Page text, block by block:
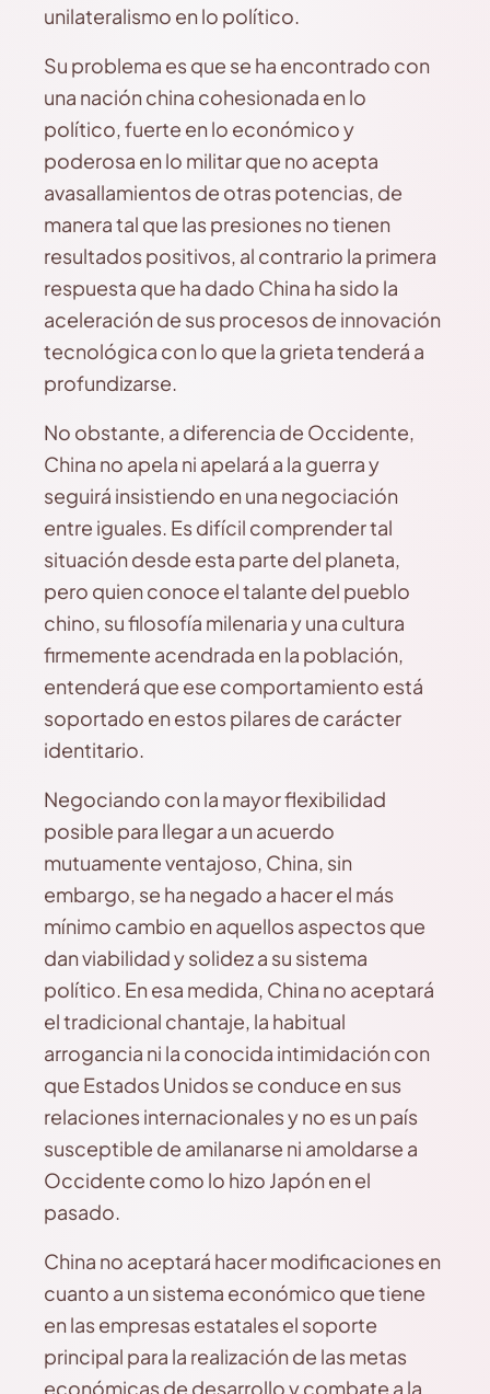
unilateralismo en lo político.
Su problema es que se ha encontrado con
una nación china cohesionada en lo
político, fuerte en lo económico y
poderosa en lo militar que no acepta
avasallamientos de otras potencias, de
manera tal que las presiones no tienen
resultados positivos, al contrario la primera
respuesta que ha dado China ha sido la
aceleración de sus procesos de innovación
tecnológica con lo que la grieta tenderá a
profundizarse.
No obstante, a diferencia de Occidente,
China no apela ni apelará a la guerra y
seguirá insistiendo en una negociación
entre iguales. Es difícil comprender tal
situación desde esta parte del planeta,
pero quien conoce el talante del pueblo
chino, su filosofía milenaria y una cultura
firmemente acendrada en la población,
entenderá que ese comportamiento está
soportado en estos pilares de carácter
identitario.
Negociando con la mayor flexibilidad
posible para llegar a un acuerdo
mutuamente ventajoso, China, sin
embargo, se ha negado a hacer el más
mínimo cambio en aquellos aspectos que
dan viabilidad y solidez a su sistema
político. En esa medida, China no aceptará
el tradicional chantaje, la habitual
arrogancia ni la conocida intimidación con
que Estados Unidos se conduce en sus
relaciones internacionales y no es un país
susceptible de amilanarse ni amoldarse a
Occidente como lo hizo Japón en el
pasado.
China no aceptará hacer modificaciones en
cuanto a un sistema económico que tiene
en las empresas estatales el soporte
principal para la realización de las metas
económicas de desarrollo y combate a la